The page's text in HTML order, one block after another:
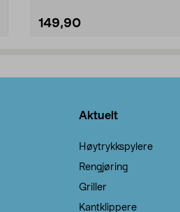
149,90
Aktuelt
Høytrykkspylere
Rengjøring
Griller
Kantklippere